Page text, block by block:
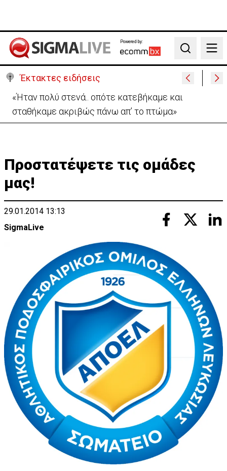
Powered by:
Search
Έκτακτες ειδήσεις
Κρίσιμα 16χρονος οδηγός ηλεκτρικού σκούτερ- Τον
παρέσυρε μεθυσμένος οδηγός
Προστατέψετε τις ομάδες
μας!
29.01.2014 13:13
SigmaLive